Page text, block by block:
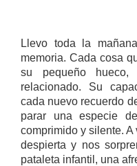
Llevo toda la
memoria. Cada cosa
su pequeño
relacionado. Su
cada nuevo recuerdo
parar una especie
comprimido y silente. A
despierta y nos
pataleta infantil, una